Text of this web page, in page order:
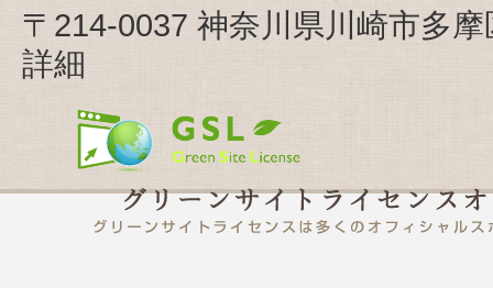
〒214-0037 神奈川県川崎市多
詳細